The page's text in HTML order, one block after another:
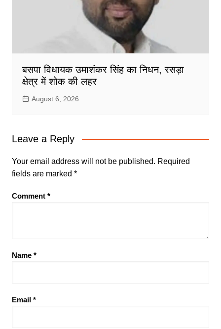
बसपा विधायक उमाशंकर सिंह का निधन, रसड़ा
क्षेत्र में शोक की लहर
August 6, 2026
Leave a Reply
Your email address will not be published. Required
fields are marked *
Comment *
Name *
Email *